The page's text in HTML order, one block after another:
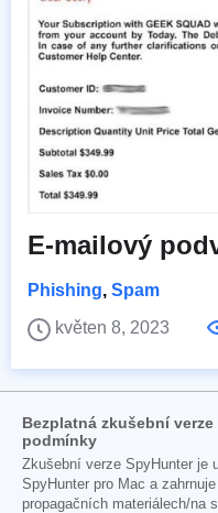
E-mailový
Phishing, Spam
květen 8, 2023
Bezplatná zkušební
podmínky
Zkušební verze SpyHunter je
SpyHunter pro Mac a
propagačních materiálech/na